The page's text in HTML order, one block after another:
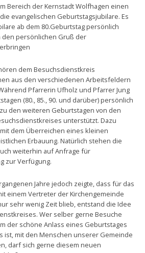
Bereich der Kernstadt Wolfhagen einen
evangelischen Geburtstagsjubilare. Es
ab dem 80.Geburtstag persönlich
persönlichen Gruß der
dem Besuchsdienstkreis
aus den verschiedenen Arbeitsfeldern
Pfarrerin Ufholz und Pfarrer Jung
(80., 85., 90. und darüber) persönlich
den weiteren Geburtstagen von den
unterstützt. Dazu
dem Überreichen eines kleinen
Erbauung. Natürlich stehen die
weiterhin auf Anfrage für
zur Verfügung.
Jahre jedoch zeigte, dass für das
einem Vertreter der Kirchengemeinde
sehr wenig Zeit blieb, entstand die Idee
Wer selber gerne Besuche
der schöne Anlass eines Geburtstages
ist, mit den Menschen unserer Gemeinde
darf sich gerne diesem neuen